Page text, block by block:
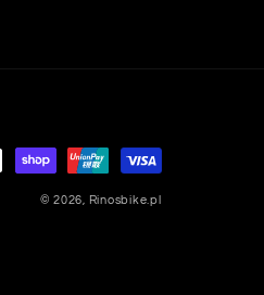
© 2026, Rinosbike.pl